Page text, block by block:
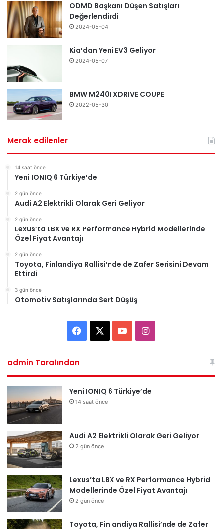
ODMD Başkanı Düşen Satışları
Değerlendirdi
2024-05-04
Kia’dan Yeni EV3 Geliyor
2024-05-07
BMW M240I XDRIVE COUPE
2022-05-30
Merak edilenler
14 saat önce
Yeni IONIQ 6 Türkiye’de
2 gün önce
Audi A2 Elektrikli Olarak Geri Geliyor
2 gün önce
Lexus’ta LBX ve RX Performance Hybrid Modellerinde
Özel Fiyat Avantajı
2 gün önce
Toyota, Finlandiya Rallisi’nde de Zafer Serisini Devam
Ettirdi
3 gün önce
Otomotiv Satışlarında Sert Düşüş
e
o
o
T
b
I
t
m
admin Tarafından
Yeni IONIQ 6 Türkiye’de
14 saat önce
Audi A2 Elektrikli Olarak Geri Geliyor
2 gün önce
Lexus’ta LBX ve RX Performance Hybrid
Modellerinde Özel Fiyat Avantajı
2 gün önce
Toyota, Finlandiya Rallisi’nde de Zafer